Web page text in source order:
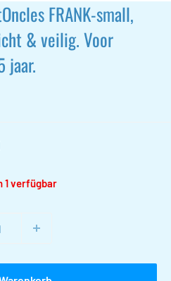
FRANK-small,
& veilig. Voor
jaar.
1 verfügbar